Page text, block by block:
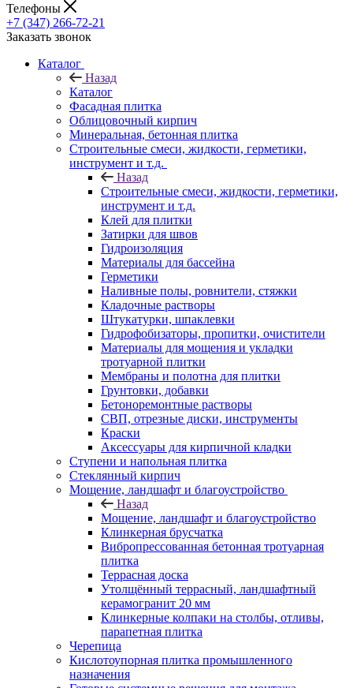
Телефоны
+7 (347) 266-72-21
Заказать звонок
Каталог
Назад
Каталог
Фасадная плитка
Облицовочный кирпич
Минеральная, бетонная плитка
Строительные смеси, жидкости, герметики,
инструмент и т.д.
Назад
Строительные смеси, жидкости, герметики,
инструмент и т.д.
Клей для плитки
Затирки для швов
Гидроизоляция
Материалы для бассейна
Герметики
Наливные полы, ровнители, стяжки
Кладочные растворы
Штукатурки, шпаклевки
Гидрофобизаторы, пропитки, очистители
Материалы для мощения и укладки
тротуарной плитки
Мембраны и полотна для плитки
Грунтовки, добавки
Бетоноремонтные растворы
СВП, отрезные диски, инструменты
Краски
Аксессуары для кирпичной кладки
Ступени и напольная плитка
Cтеклянный кирпич
Мощение, ландшафт и благоустройство
Назад
Мощение, ландшафт и благоустройство
Клинкерная брусчатка
Вибропрессованная бетонная тротуарная
плитка
Террасная доска
Утолщённый террасный, ландшафтный
керамогранит 20 мм
Клинкерные колпаки на столбы, отливы,
парапетная плитка
Черепица
Кислотоупорная плитка промышленного
назначения